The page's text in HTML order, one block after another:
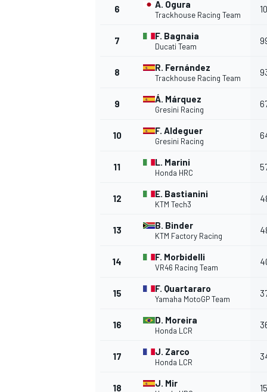
6 A. Ogura
Trackhouse Racing Team
7 F. Bagnaia
Ducati Team
8 R. Fernández
Trackhouse Racing Team
9 Á. Márquez
Gresini Racing
10 F. Aldeguer
Gresini Racing
11 L. Marini
Honda HRC
12 E. Bastianini
KTM Tech3
13 B. Binder
KTM Factory Racing
14 F. Morbidelli
VR46 Racing Team
15 F. Quartararo
Yamaha MotoGP Team
16 D. Moreira
Honda LCR
17 J. Zarco
Honda LCR
18 J. Mir 15